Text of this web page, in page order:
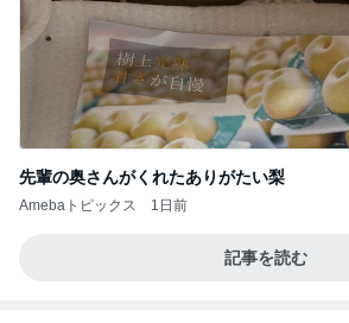
先輩の奥さんがくれたありがたい梨
Amebaトピックス 1日前
記事を読む